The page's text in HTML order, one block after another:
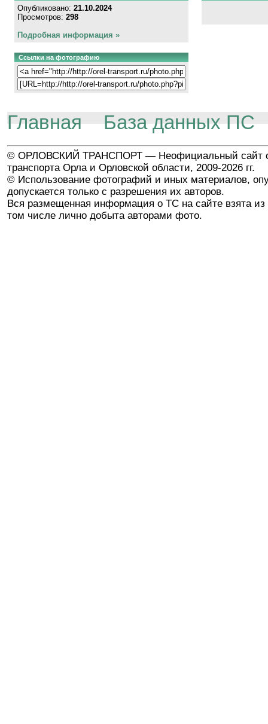
Опубликовано: 21.10.2024
Просмотров: 298
Подробная информация »
Ссылки на фотографию
Главная База данных ПС
© ОРЛОВСКИЙ ТРАНСПОРТ — Неофициальный сайт
транспорта Орла и Орловской области, 2009-2026 гг.
© Использование фотографий и иных материалов,
допускается только с разрешения их авторов.
Вся размещенная информация о ТС на сайте взята из
том числе лично добыта авторами фото.